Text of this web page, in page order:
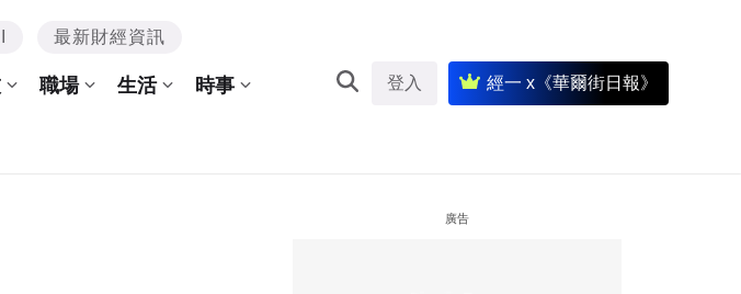
最新財經資訊
職場 生活 時事 登入 經一 x《華爾街日報》
廣告